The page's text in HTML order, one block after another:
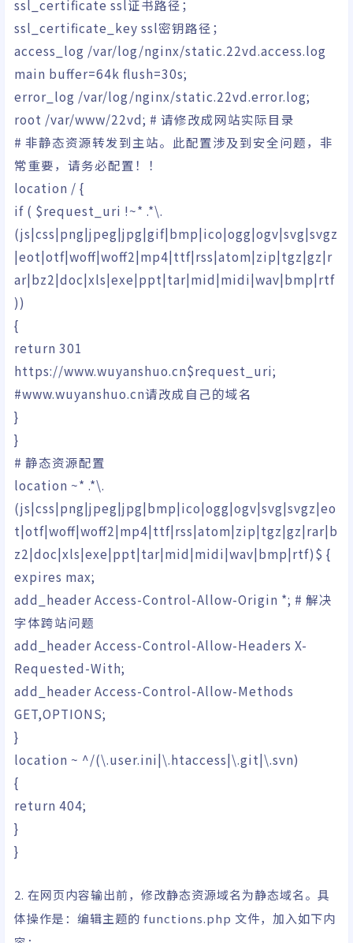
ssl_certificate ssl证书路径；
ssl_certificate_key ssl密钥路径；
access_log /var/log/nginx/static.22vd.access.log
main buffer=64k flush=30s;
error_log /var/log/nginx/static.22vd.error.log;
root /var/www/22vd; # 请修改成网站实际目录
# 非静态资源转发到主站。此配置涉及到安全问题，非
常重要，请务必配置！！
location / {
if ( $request_uri !~* .*\.
(js|css|png|jpeg|jpg|gif|bmp|ico|ogg|ogv|svg|svgz
|eot|otf|woff|woff2|mp4|ttf|rss|atom|zip|tgz|gz|r
ar|bz2|doc|xls|exe|ppt|tar|mid|midi|wav|bmp|rtf
))
{
return 301
https://www.wuyanshuo.cn$request_uri;
#www.wuyanshuo.cn请改成自己的域名
}
}
# 静态资源配置
location ~* .*\.
(js|css|png|jpeg|jpg|bmp|ico|ogg|ogv|svg|svgz|eo
t|otf|woff|woff2|mp4|ttf|rss|atom|zip|tgz|gz|rar|b
z2|doc|xls|exe|ppt|tar|mid|midi|wav|bmp|rtf)$ {
expires max;
add_header Access-Control-Allow-Origin *; # 解决
字体跨站问题
add_header Access-Control-Allow-Headers X-
Requested-With;
add_header Access-Control-Allow-Methods
GET,OPTIONS;
}
location ~ ^/(\.user.ini|\.htaccess|\.git|\.svn)
{
return 404;
}
}
2. 在网页内容输出前，修改静态资源域名为静态域名。具
体操作是：编辑主题的 functions.php 文件，加入如下内